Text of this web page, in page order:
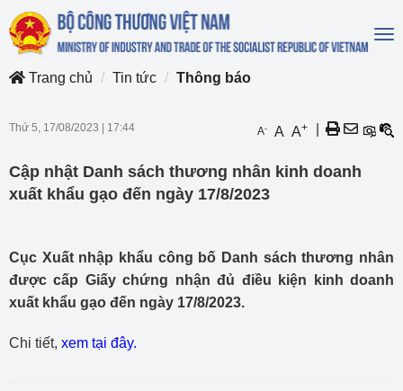
Trang chủ
Tin tức Thông báo
Thứ 5, 17/08/2023 17:44 A- A A+
Cập nhật Danh sách thương nhân kinh doanh
xuất khẩu gạo đến ngày 17/8/2023
Cục Xuất nhập khẩu công bố Danh sách thương nhân
được cấp Giấy chứng nhận đủ điều kiện kinh doanh
xuất khẩu gạo đến ngày 17/8/2023.
Chi tiết, xem tại đây.